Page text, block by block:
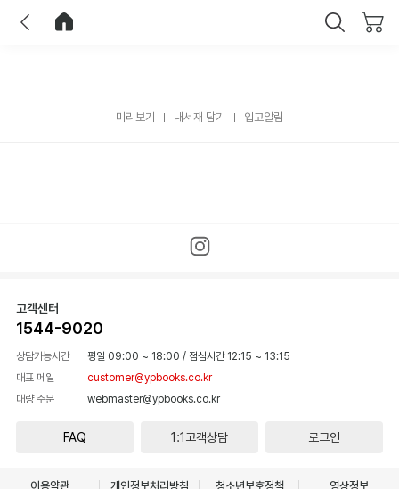
미리보기 내서재 담기 입고알림
고객센터
1544-9020
상담가능시간 평일 09:00 ~ 18:00 / 점심시간 12:15 ~ 13:15
대표 메일
customer@ypbooks.co.kr
대량 주문
webmaster@ypbooks.co.kr
FAQ 1:1고객상담 로그인
이용약관 개인정보처리방침 청소년보호정책 영상정보